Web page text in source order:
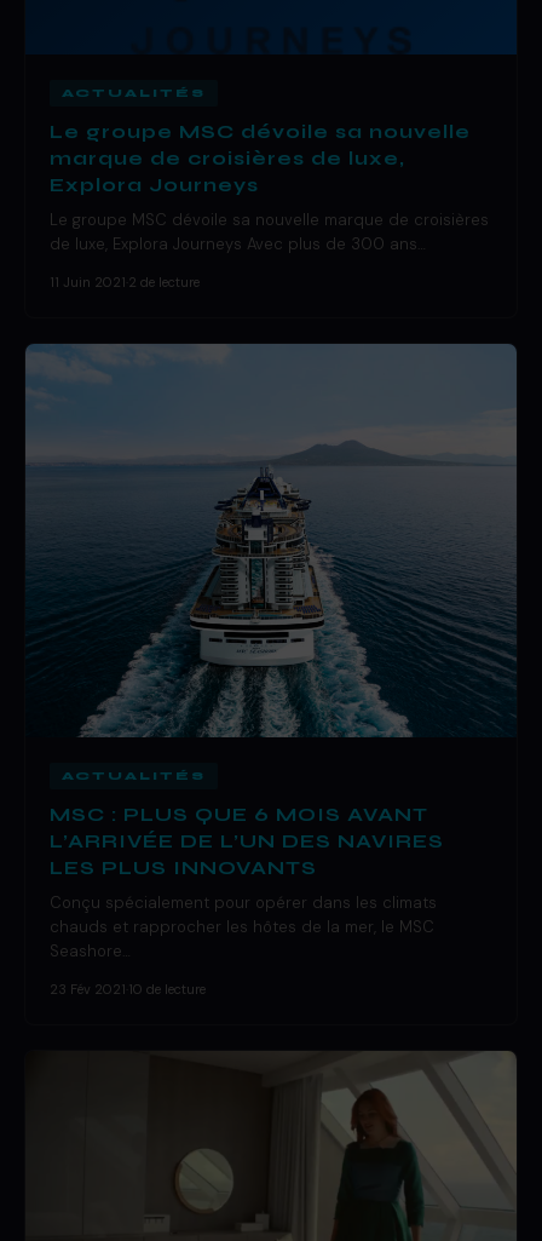
ACTUALITÉS
Le groupe MSC dévoile sa nouvelle
marque de croisières de luxe,
Explora Journeys
Le groupe MSC dévoile sa nouvelle marque de croisières
de luxe, Explora Journeys Avec plus de 300 ans…
11 Juin 2021 2 de lecture
ACTUALITÉS
MSC : PLUS QUE 6 MOIS AVANT
L’ARRIVÉE DE L’UN DES NAVIRES
LES PLUS INNOVANTS
Conçu spécialement pour opérer dans les climats
chauds et rapprocher les hôtes de la mer, le MSC
Seashore…
23 Fév 2021 10 de lecture